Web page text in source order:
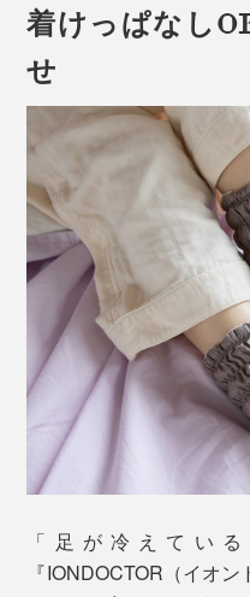
着けっぱなし
せ
「足が冷えてい
『IONDOCTOR（イオ